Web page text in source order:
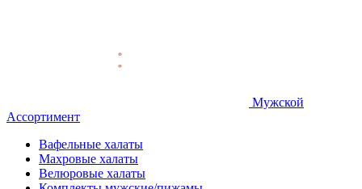
Мужской
Ассортимент
Вафельные халаты
Махровые халаты
Велюровые халаты